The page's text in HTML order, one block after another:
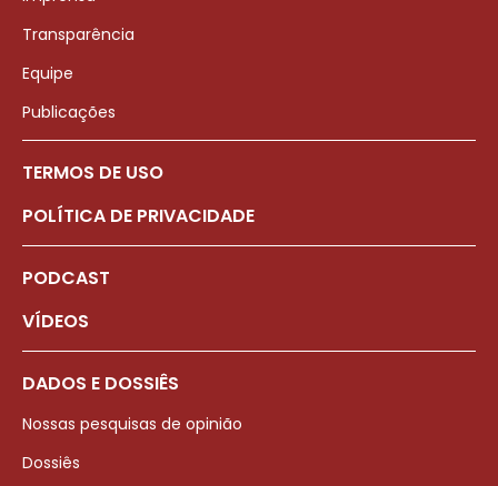
Transparência
Equipe
Publicações
TERMOS DE USO
POLÍTICA DE PRIVACIDADE
PODCAST
VÍDEOS
DADOS E DOSSIÊS
Nossas pesquisas de opinião
Dossiês